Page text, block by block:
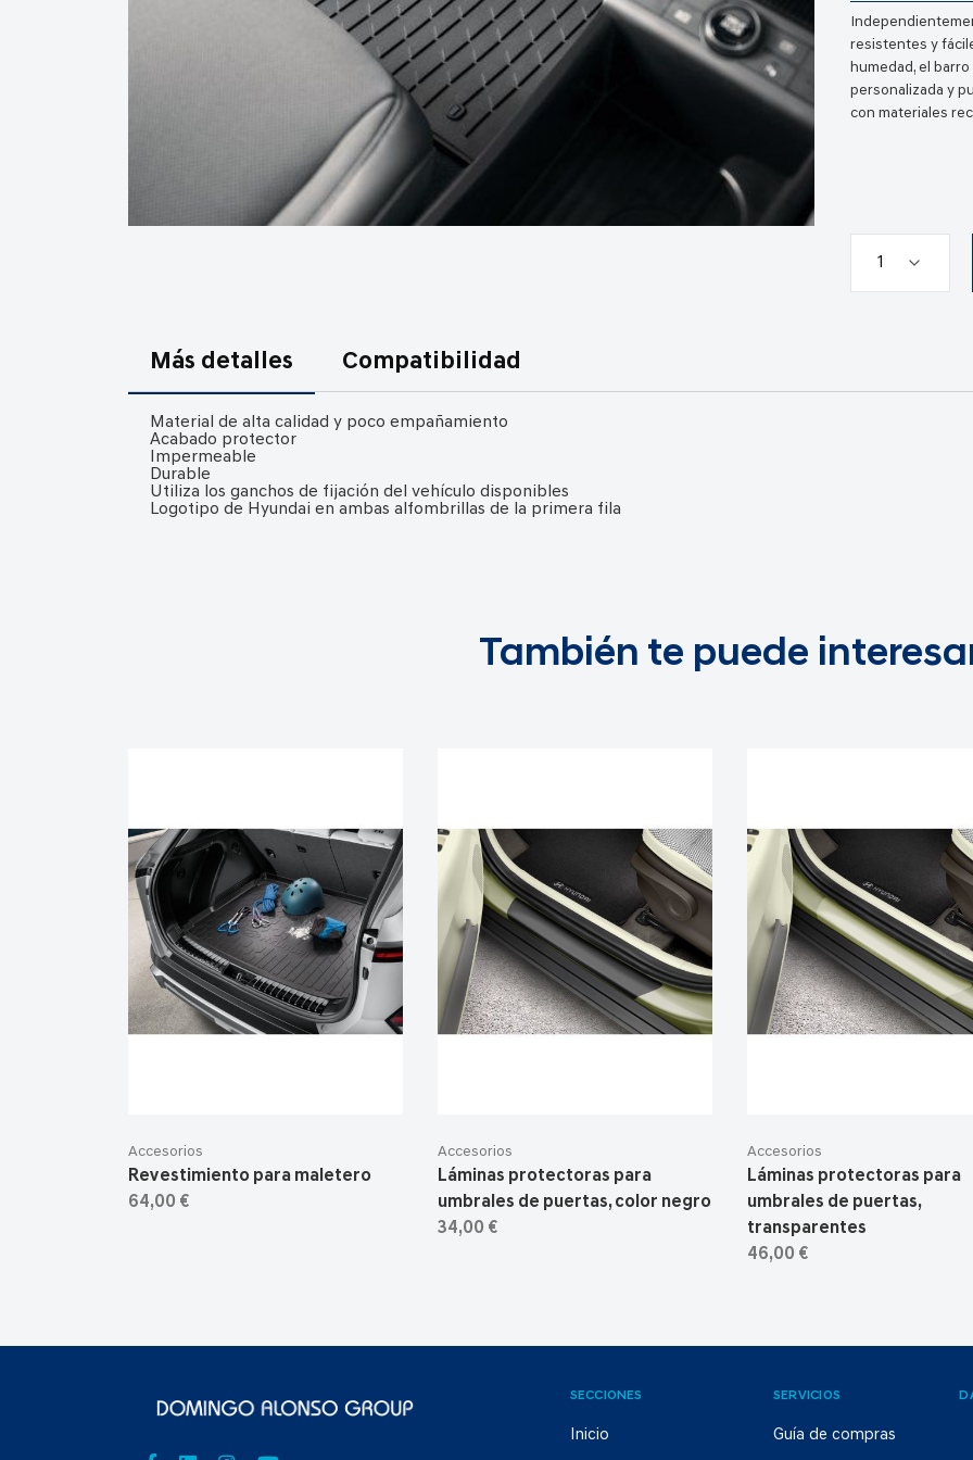
resistentes y
humedad, el
personalizada y
con materiales
galería
imágenes
Más detalles Compatibilidad
Material de alta calidad y poco empañamiento
Acabado protector
Impermeable
Durable
Utiliza los ganchos de fijación del vehículo disponibles
Logotipo de Hyundai en ambas alfombrillas de la primera fila
También te puede
Accesorios
Revestimiento para maletero
64,00 €
Accesorios
Láminas protectoras para
umbrales de puertas, color negro
34,00 €
Accesorios
Láminas protectoras para
umbrales de puertas,
transparentes
46,00 €
SECCIONES
Inicio
SERVICIOS
Guía de compras